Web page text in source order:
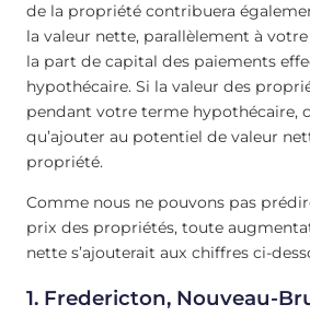
de la propriété contribuera
la valeur nette, parallèlement à
la part de capital des paiements
hypothécaire. Si la valeur des
pendant votre terme hypothécaire,
qu’ajouter au potentiel de valeur
propriété.
Comme nous ne pouvons pas
prix des propriétés, toute
nette s’ajouterait aux chiffres ci-
1. Fredericton, Nouveau-